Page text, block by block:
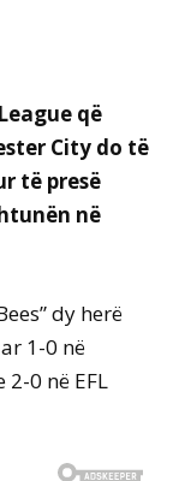
që
City do të
të presë
në
dy herë
1-0 në
0 në EFL